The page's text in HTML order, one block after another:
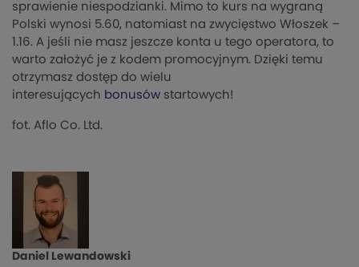
sprawienie niespodzianki. Mimo to kurs na wygraną
Polski wynosi 5.60, natomiast na zwycięstwo Włoszek –
1.16. A jeśli nie masz jeszcze konta u tego operatora, to
warto założyć je z kodem promocyjnym. Dzięki temu
otrzymasz dostęp do wielu
interesujących bonusów startowych!
fot. Aflo Co. Ltd.
Daniel Lewandowski